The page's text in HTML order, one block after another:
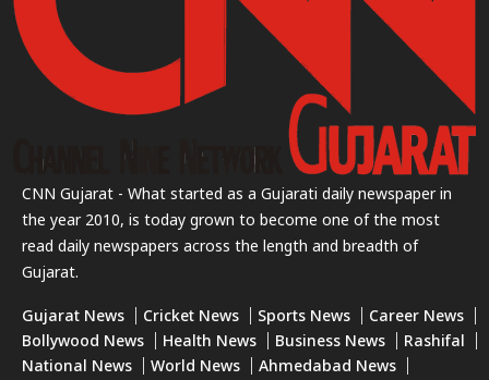
CNN Gujarat - What started as a Gujarati daily newspaper in
the year 2010, is today grown to become one of the most
read daily newspapers across the length and breadth of
Gujarat.
Gujarat News Cricket News Sports News
Career News
Bollywood News
Health News Business News
Rashifal
National News
World News
Ahmedabad News